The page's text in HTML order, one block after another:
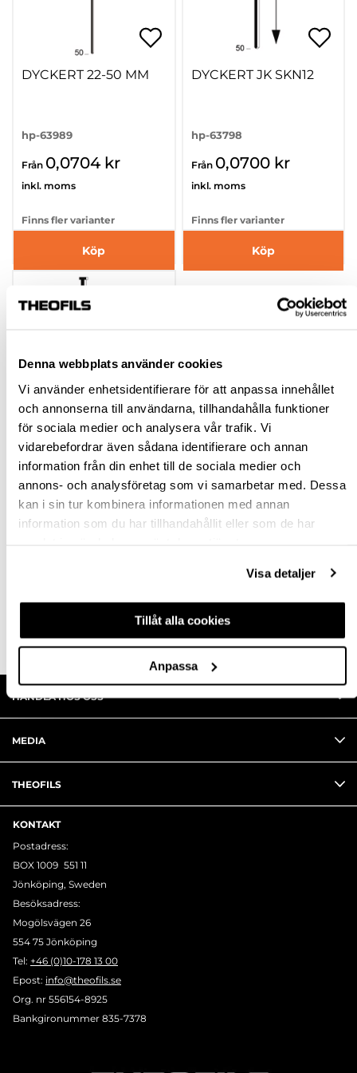
Denna webbplats använder cookies
Vi använder enhetsidentifierare för att anpassa innehållet
och annonserna till användarna, tillhandahålla funktioner
för sociala medier och analysera vår trafik. Vi
vidarebefordrar även sådana identifierare och annan
information från din enhet till de sociala medier och
annons- och analysföretag som vi samarbetar med. Dessa
kan i sin tur kombinera informationen med annan
information som du har tillhandahållit eller som de har
Visa detaljer
Tillåt alla cookies
Anpassa
DYCKERT 22-50 MM
hp-63989
Från 0,0704 kr
inkl. moms
Finns fler varianter
Köp
DYCKERT JK SKN12
hp-63798
Från 0,0700 kr
inkl. moms
Finns fler varianter
Köp
DYCKERT JK SKN16
hp-63799
0,1021 kr
HANDLA HOS OSS
MEDIA
THEOFILS
KONTAKT
Postadress:
BOX 1009 551 11
Jönköping, Sweden
Besöksadress:
Mogölsvägen 26
554 75 Jönköping
Tel: +46 (0)10-178 13 00
Epost: info@theofils.se
Org. nr 556154-8925
Bankgironummer 835-7378